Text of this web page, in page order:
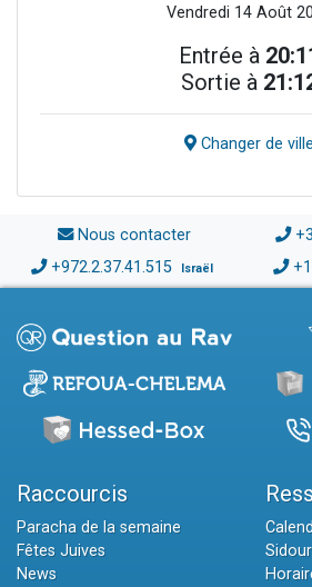
Vendredi 14 Août
Entrée à
Sortie à
Changer de ville
Nous contacter
+972.2.37.41.515 Israël
Raccourcis
Paracha de la semaine
Fêtes Juives
News